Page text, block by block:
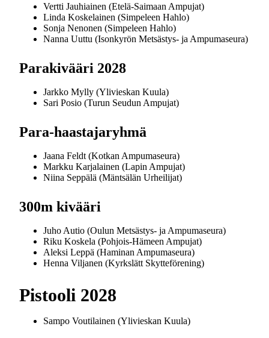
Vertti Jauhiainen (Etelä-Saimaan Ampujat)
Linda Koskelainen (Simpeleen Hahlo)
Sonja Nenonen (Simpeleen Hahlo)
Nanna Uuttu (Isonkyrön Metsästys- ja Ampumaseura)
Parakivääri 2028
Jarkko Mylly (Ylivieskan Kuula)
Sari Posio (Turun Seudun Ampujat)
Para-haastajaryhmä
Jaana Feldt (Kotkan Ampumaseura)
Markku Karjalainen (Lapin Ampujat)
Niina Seppälä (Mäntsälän Urheilijat)
300m kivääri
Juho Autio (Oulun Metsästys- ja Ampumaseura)
Riku Koskela (Pohjois-Hämeen Ampujat)
Aleksi Leppä (Haminan Ampumaseura)
Henna Viljanen (Kyrkslätt Skytteförening)
Pistooli 2028
Sampo Voutilainen (Ylivieskan Kuula)